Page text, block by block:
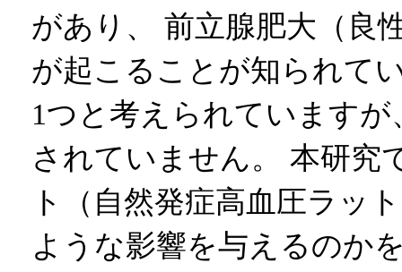
があり、 前立腺肥大（良
が起こることが知られて
1つと考えられています
されていません。 本研究
ト（自然発症高血圧ラッ
ような影響を与えるのか